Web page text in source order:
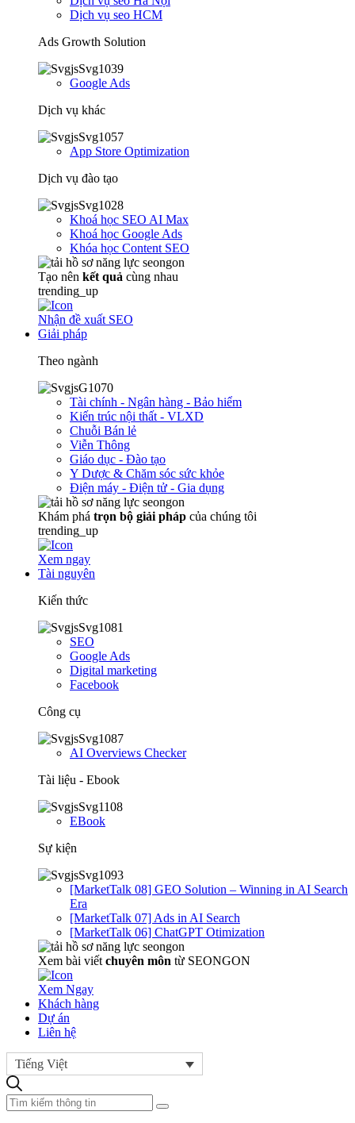
Dịch vụ seo HCM
Ads Growth Solution
Google Ads
Dịch vụ khác
App Store Optimization
Dịch vụ đào tạo
Khoá học SEO AI Max
Khoá học Google Ads
Khóa học Content SEO
Tạo nên kết quả cùng nhau
trending_up
Nhận đề xuất SEO
Giải pháp
Theo ngành
Tài chính - Ngân hàng - Bảo hiểm
Kiến trúc nội thất - VLXD
Chuỗi Bán lẻ
Viễn Thông
Giáo dục - Đào tạo
Y Dược & Chăm sóc sức khỏe
Điện máy - Điện tử - Gia dụng
Khám phá trọn bộ giải pháp của chúng tôi
trending_up
Xem ngay
Tài nguyên
Kiến thức
SEO
Google Ads
Digital marketing
Facebook
Công cụ
AI Overviews Checker
Tài liệu - Ebook
EBook
Sự kiện
[MarketTalk 08] GEO Solution – Winning in AI Search
Era
[MarketTalk 07] Ads in AI Search
[MarketTalk 06] ChatGPT Otimization
Xem bài viết chuyên môn từ SEONGON
Xem Ngay
Khách hàng
Dự án
Liên hệ
Tiếng Việt